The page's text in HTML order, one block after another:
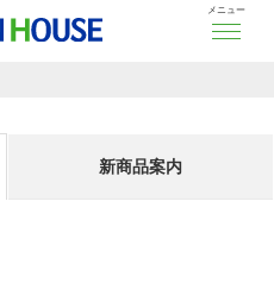
メニュー
新商品案内